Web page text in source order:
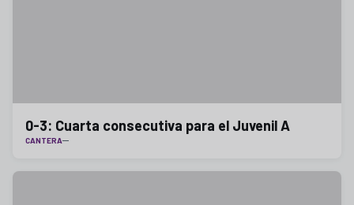
0-3: Cuarta consecutiva para el Juvenil A
CANTERA